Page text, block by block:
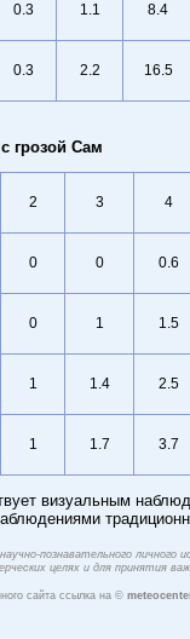
0.3 1.1 8.4
0.3 2.2 16.5
грозой Сам
2 3 4
0 0 0.6
0 1 1.5
1 1.4 2.5
1 1.7 3.7
визуальным
познавательного личного
целях и для
сайта ссылка на ©